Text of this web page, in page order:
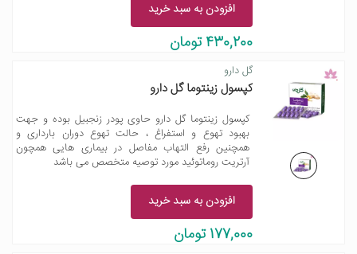
افزودن به سبد خرید
430,200 تومان
گل دارو
کپسول زینتوما گل دارو
کپسول زینتوما گل دارو حاوی پودر زنجبیل بوده و جهت
بهبود تهوع و استفراغ ، حالت تهوع دوران بارداری و
همچنین رفع التهاب مفاصل در بیماری هایی همچون
آرتریت روماتوئید مورد توصیه متخصص می باشد
افزودن به سبد خرید
177,000 تومان